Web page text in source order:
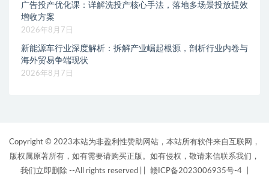
广告投产优化课：详解洗投产核心手法，落地多场景投放提效
增收方案
2026年8月7日
新能源车行业深度解析：拆解产业崛起根源，剖析行业内卷与
海外贸易争端现状
2026年8月7日
Copyright © 2023本站为非盈利性赞助网站，本站所有软件来自互联网，
版权属原著所有，如有需要请购买正版。如有侵权，敬请来信联系我们，
我们立即删除 --All rights reserved |
赣ICP备2023006935号-4